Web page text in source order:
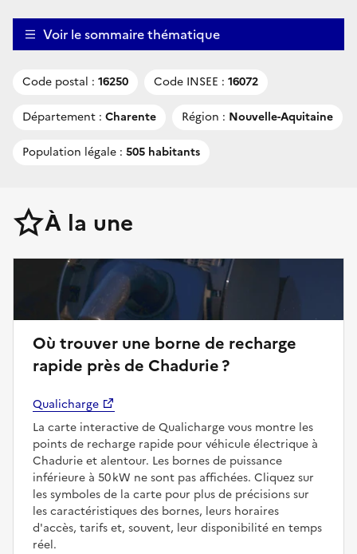
Voir le sommaire thématique
Code postal : 16250 Code INSEE : 16072
Département : Charente Région : Nouvelle-Aquitaine
Population légale : 505 habitants
À la une
Où trouver une borne de recharge
rapide près de Chadurie ?
Qualicharge
La carte interactive de Qualicharge vous montre les
points de recharge rapide pour véhicule électrique à
Chadurie et alentour. Les bornes de puissance
inférieure à 50 kW ne sont pas affichées. Cliquez sur
les symboles de la carte pour plus de précisions sur
les caractéristiques des bornes, leurs horaires
d'accès, tarifs et, souvent, leur disponibilité en temps
réel.